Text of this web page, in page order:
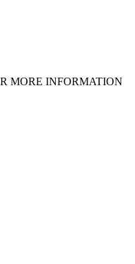
MORE INFORMATION